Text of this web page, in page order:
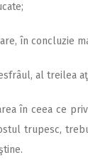
în concluzie
al treilea
în ceea ce
trupesc,